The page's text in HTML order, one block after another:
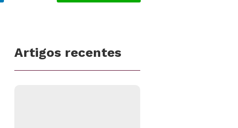
Artigos recentes